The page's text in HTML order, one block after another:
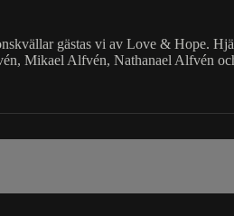
gästas vi av Love & Hope.
Mikael Alfvén, Nathanael Alfvén